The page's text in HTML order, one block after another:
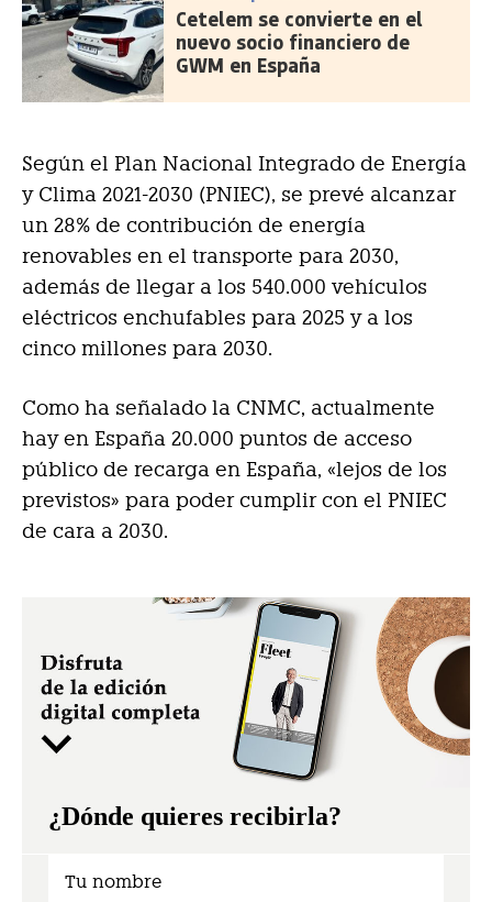
Cetelem se convierte en el
nuevo socio financiero de
GWM en España
Según el Plan Nacional Integrado de Energía
y Clima 2021-2030 (PNIEC), se prevé alcanzar
un 28% de contribución de energía
renovables en el transporte para 2030,
además de llegar a los 540.000 vehículos
eléctricos enchufables para 2025 y a los
cinco millones para 2030.
Como ha señalado la CNMC, actualmente
hay en España 20.000 puntos de acceso
público de recarga en España, «lejos de los
previstos» para poder cumplir con el PNIEC
de cara a 2030.
¿Dónde quieres recibirla?